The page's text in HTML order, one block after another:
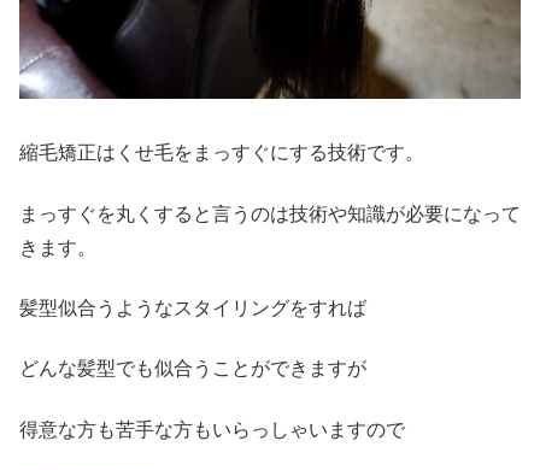
縮毛矯正はくせ毛をまっすぐにする技術です。
まっすぐを丸くすると言うのは技術や知識が必要になって
きます。
髪型似合うようなスタイリングをすれば
どんな髪型でも似合うことができますが
得意な方も苦手な方もいらっしゃいますので